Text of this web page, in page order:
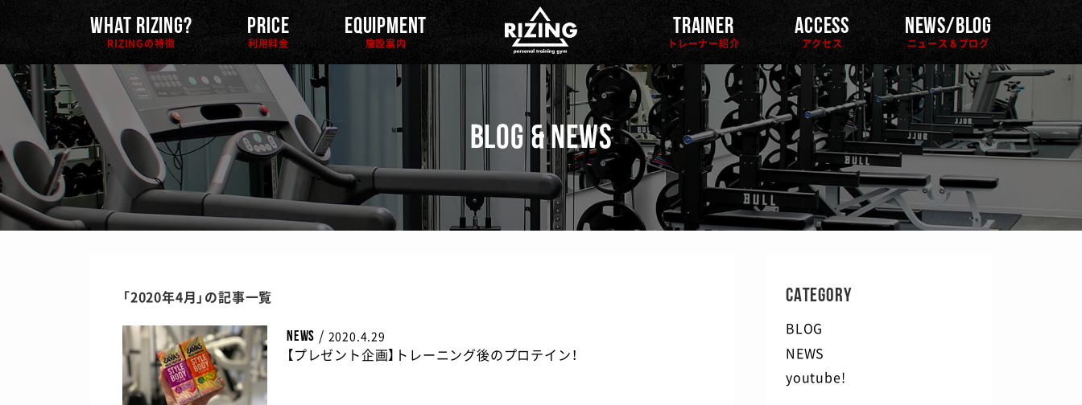
WHAT RIZING?
RIZINGの特徴
PRICE
利用料金
EQUIPMENT
施設案内
TRAINER
トレーナー紹介
ACCESS
アクセス
NEWS/BLOG
ニュース＆ブログ
BLOG & NEWS
「2020年4月」の記事一覧
NEWS / 2020.4.29
【プレゼント企画】トレーニング後のプロテイン！
CATEGORY
BLOG
NEWS
youtube!